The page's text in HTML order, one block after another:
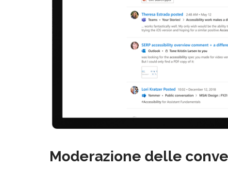
Moderazione delle